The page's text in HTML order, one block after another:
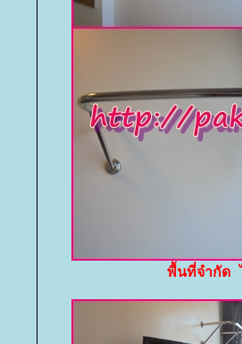
พื้นที่จำกัด